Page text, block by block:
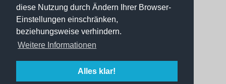
diese Nutzung durch Ändern Ihrer Browser-
Einstellungen einschränken,
beziehungsweise verhindern.
Weitere Informationen
Alles klar!